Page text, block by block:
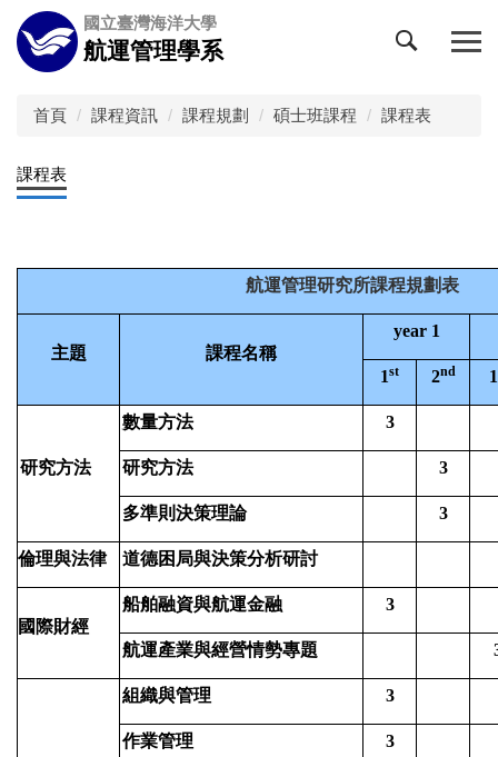
跳
到
主
區
國立臺灣海洋大學
航運管理學系
首頁 課程資訊 課程規劃 碩士班課程 課程表
課程表
航運管理研究所課程規劃表
主題 課程名稱
year 1
1st 2nd 1
研究方法
數量方法 3
研究方法 3
多準則決策理論 3
倫理與法律 道德困局與決策分析研討
國際財經
船舶融資與航運金融 3
航運產業與經營情勢專題
組織與管理 3
作業管理 3